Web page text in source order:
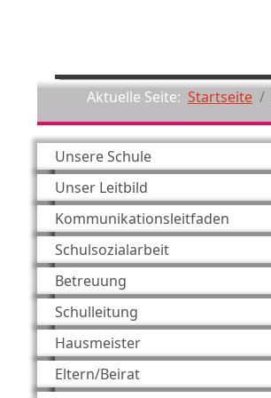
Aktuelle Seite: Startseite
Unsere Schule
Unser Leitbild
Kommunikationsleitfaden
Schulsozialarbeit
Betreuung
Schulleitung
Hausmeister
Eltern/Beirat